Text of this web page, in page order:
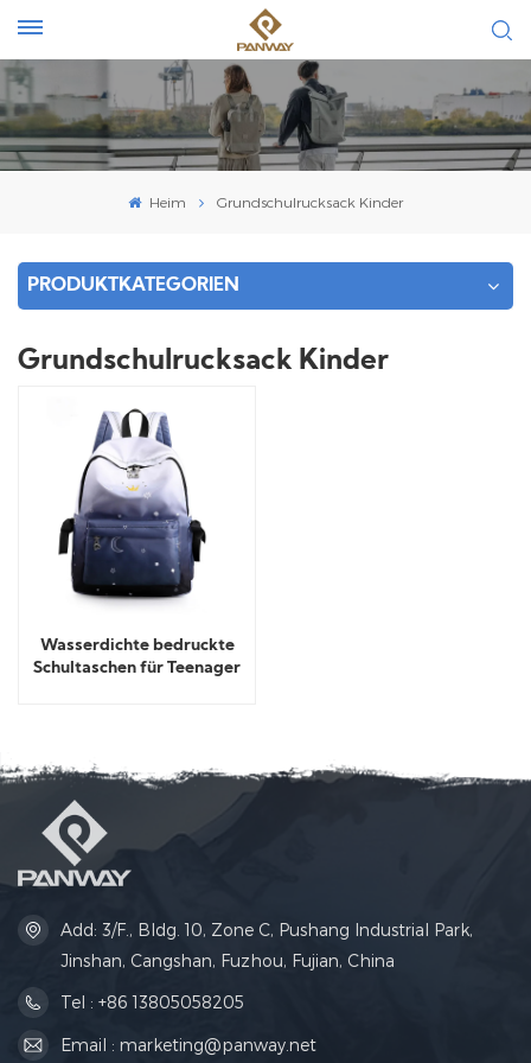
Heim Grundschulrucksack Kinder
PRODUKTKATEGORIEN
Grundschulrucksack Kinder
Wasserdichte bedruckte
Schultaschen für Teenager
Add: 3/F., Bldg. 10, Zone C, Pushang Industrial Park,
Jinshan, Cangshan, Fuzhou, Fujian, China
Tel : +86 13805058205
Email : marketing@panway.net